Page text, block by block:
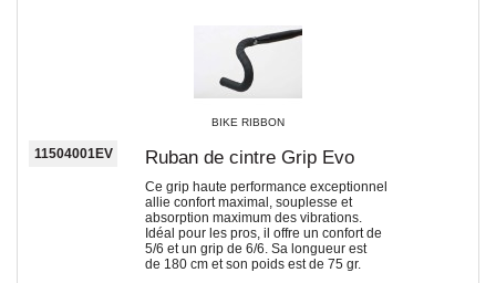
BIKE RIBBON
11504001EV Ruban de cintre Grip Evo
Ce grip haute performance exceptionnel
allie confort maximal, souplesse et
absorption maximum des vibrations.
Idéal pour les pros, il offre un confort de
5/6 et un grip de 6/6. Sa longueur est
de 180 cm et son poids est de 75 gr.